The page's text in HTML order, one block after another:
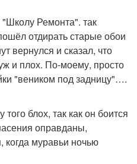
Ремонта". так
отдирать старые обои
вернулся и сказал, что
и плох. По-моему, просто
"веником под задницу"….
блох, так как он боится
оправданы,
когда муравьи ночью